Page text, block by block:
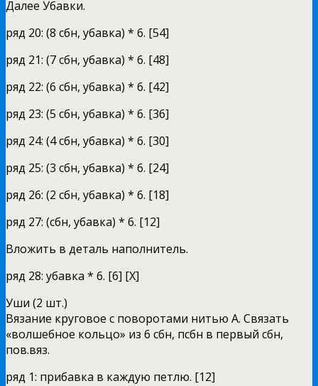
Далее Убавки.
ряд 20: (8 сбн, убавка) * 6. [54]
ряд 21: (7 сбн, убавка) * 6. [48]
ряд 22: (6 сбн, убавка) * 6. [42]
ряд 23: (5 сбн, убавка) * 6. [36]
ряд 24: (4 сбн, убавка) * 6. [30]
ряд 25: (3 сбн, убавка) * 6. [24]
ряд 26: (2 сбн, убавка) * 6. [18]
ряд 27: (сбн, убавка) * 6. [12]
Вложить в деталь наполнитель.
ряд 28: убавка * 6. [6] [X]
Уши (2 шт.)
Вязание круговое с поворотами нитью А. Связать
«волшебное кольцо» из 6 сбн, псбн в первый сбн,
пов.вяз.
ряд 1: прибавка в каждую петлю. [12]